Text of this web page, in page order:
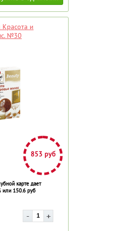
Красота и
№30
853 руб
карте дает
или 150.6 руб